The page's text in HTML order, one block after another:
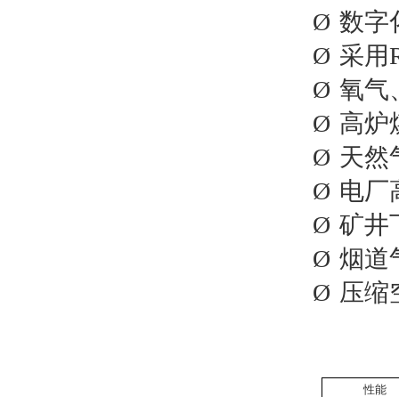
Ø 数字
Ø 采用
Ø 氧气
Ø 高炉
Ø 天然
Ø 电厂
Ø 矿井
Ø 烟道
Ø 压缩
性能